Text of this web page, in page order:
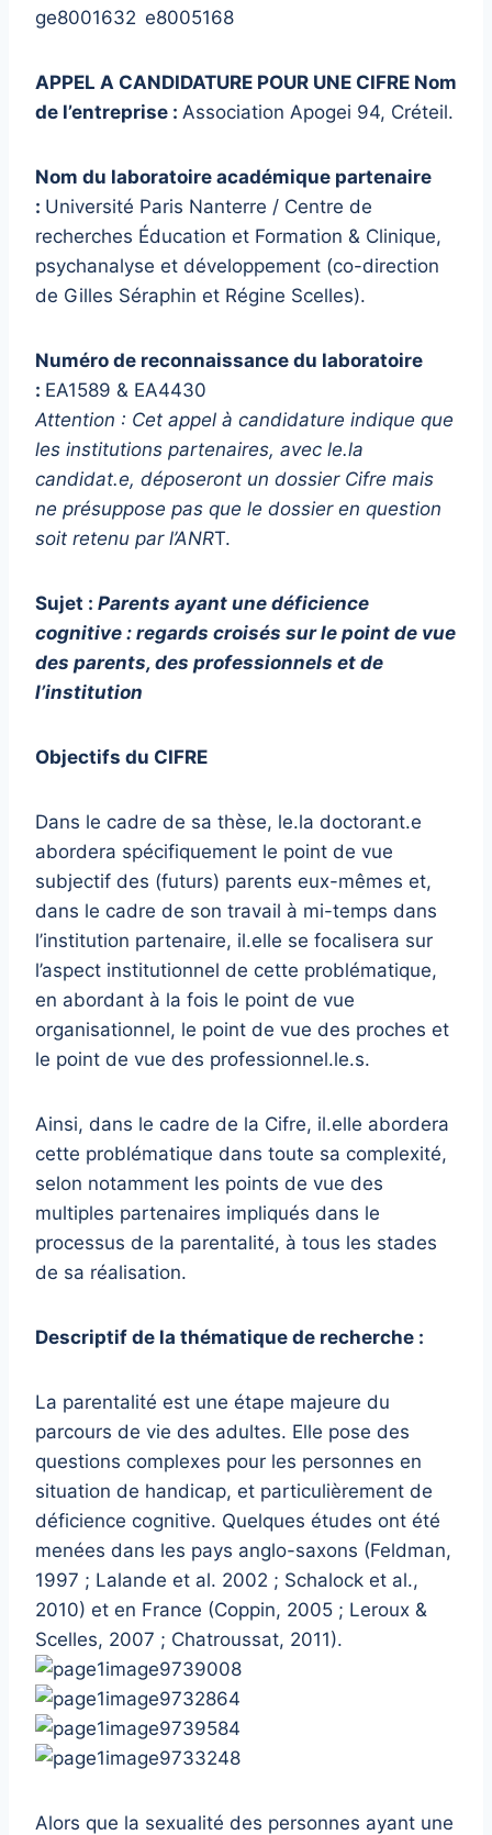
APPEL A CANDIDATURE POUR UNE CIFRE Nom
de l’entreprise : Association Apogei 94, Créteil.
Nom du laboratoire académique partenaire
: Université Paris Nanterre / Centre de
recherches Éducation et Formation & Clinique,
psychanalyse et développement (co-direction
de Gilles Séraphin et Régine Scelles).
Numéro de reconnaissance du laboratoire
: EA1589 & EA4430
Attention : Cet appel à candidature indique que
les institutions partenaires, avec le.la
candidat.e, déposeront un dossier Cifre mais
ne présuppose pas que le dossier en question
soit retenu par l’ANRT.
Sujet : Parents ayant une déficience
cognitive : regards croisés sur le point de vue
des parents, des professionnels et de
l’institution
Objectifs du CIFRE
Dans le cadre de sa thèse, le.la doctorant.e
abordera spécifiquement le point de vue
subjectif des (futurs) parents eux-mêmes et,
dans le cadre de son travail à mi-temps dans
l’institution partenaire, il.elle se focalisera sur
l’aspect institutionnel de cette problématique,
en abordant à la fois le point de vue
organisationnel, le point de vue des proches et
le point de vue des professionnel.le.s.
Ainsi, dans le cadre de la Cifre, il.elle abordera
cette problématique dans toute sa complexité,
selon notamment les points de vue des
multiples partenaires impliqués dans le
processus de la parentalité, à tous les stades
de sa réalisation.
Descriptif de la thématique de recherche :
La parentalité est une étape majeure du
parcours de vie des adultes. Elle pose des
questions complexes pour les personnes en
situation de handicap, et particulièrement de
déficience cognitive. Quelques études ont été
menées dans les pays anglo-saxons (Feldman,
1997 ; Lalande et al. 2002 ; Schalock et al.,
2010) et en France (Coppin, 2005 ; Leroux &
Scelles, 2007 ; Chatroussat, 2011).
Alors que la sexualité des personnes ayant une